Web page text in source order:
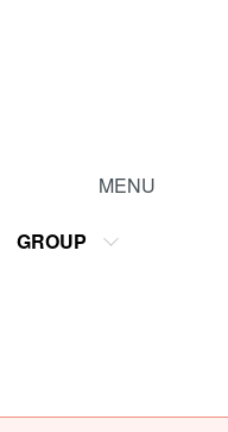
MENU
GROUP